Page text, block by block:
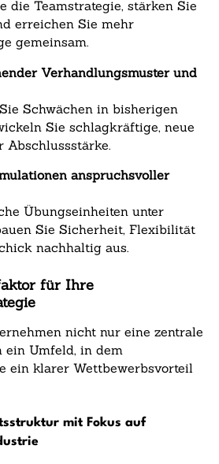
Teamstrategie, stärken Sie
erreichen Sie mehr
gemeinsam.
Verhandlungsmuster und
Schwächen in bisherigen
Sie schlagkräftige, neue
anspruchsvoller
Übungseinheiten unter
Sie Sicherheit, Flexibilität
nachhaltig aus.
für Ihre
nicht nur eine zentrale
ein Umfeld, in dem
ein klarer Wettbewerbsvorteil
mit Fokus auf